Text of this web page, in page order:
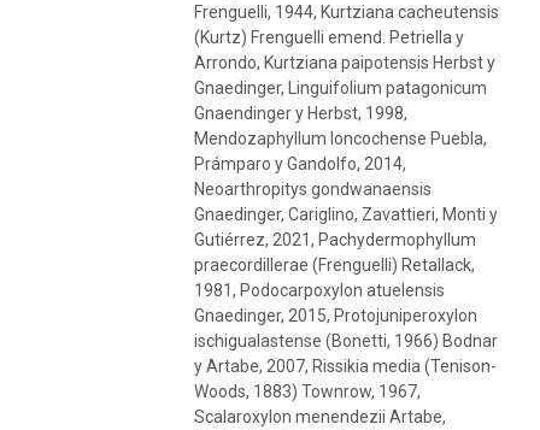
Frenguelli, 1944, Kurtziana cacheutensis
(Kurtz) Frenguelli emend. Petriella y
Arrondo, Kurtziana paipotensis Herbst y
Gnaedinger, Linguifolium patagonicum
Gnaendinger y Herbst, 1998,
Mendozaphyllum loncochense Puebla,
Prámparo y Gandolfo, 2014,
Neoarthropitys gondwanaensis
Gnaedinger, Cariglino, Zavattieri, Monti y
Gutiérrez, 2021, Pachydermophyllum
praecordillerae (Frenguelli) Retallack,
1981, Podocarpoxylon atuelensis
Gnaedinger, 2015, Protojuniperoxylon
ischigualastense (Bonetti, 1966) Bodnar
y Artabe, 2007, Rissikia media (Tenison-
Woods, 1883) Townrow, 1967,
Scalaroxylon menendezii Artabe,